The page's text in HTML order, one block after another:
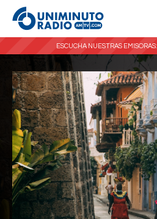
ESCUCHA NUESTRAS EMISORAS: